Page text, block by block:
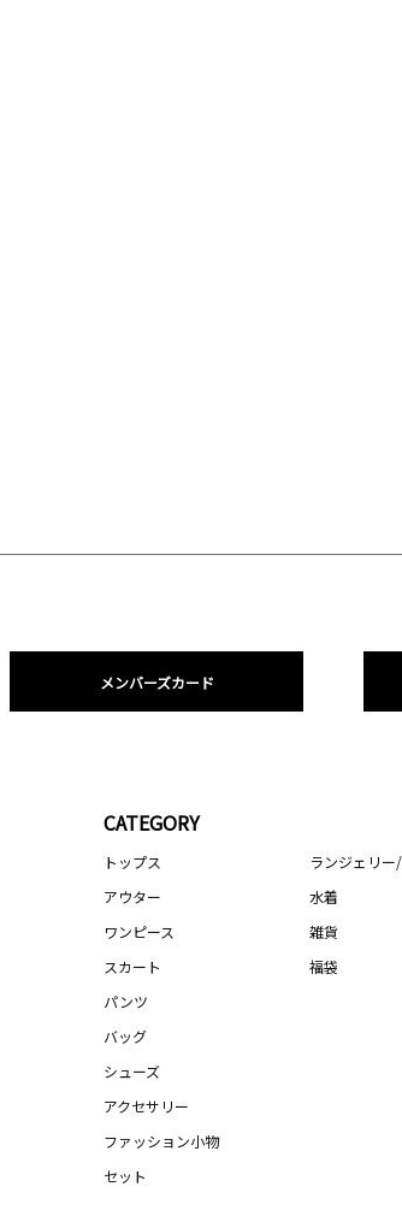
メンバーズカード
CATEGORY
トップス
アウター
ワンピース
スカート
パンツ
バッグ
シューズ
アクセサリー
ファッション小物
セット
ランジェリ
水着
雑貨
福袋